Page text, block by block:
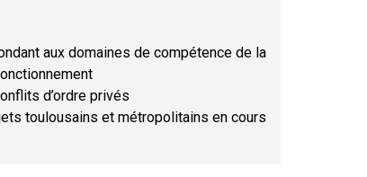
aux domaines de compétence de la
d’ordre privés
toulousains et métropolitains en cours